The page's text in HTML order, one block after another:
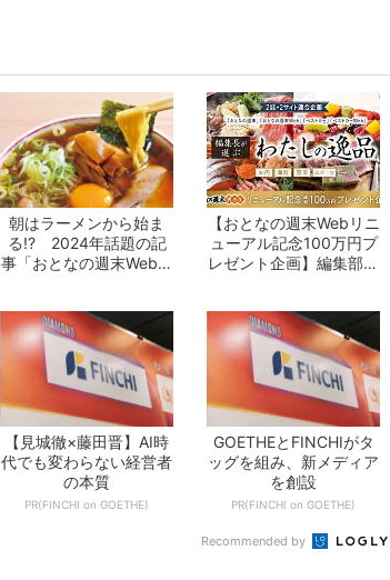
朝はラーメンから始ま
る!? 2024年話題の記
事「おとなの週末Web」
【おとなの週末Webリニ
ューアル記念100万円プ
レゼント企画】編集部が
【見城徹×藤田晋】AI時
代でも変わらない経営者
の本質
PR(FINCHI on GOETHE)
GOETHEとFINCHIがタ
ッグを組み、新メディア
を創設
PR(FINCHI on GOETHE)
Recommended by